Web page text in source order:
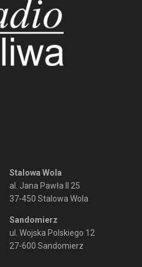
Stalowa Wola
al. Jana Pawła II 25
37-450 Stalowa Wola
Sandomierz
ul. Wojska Polskiego 12
27-600 Sandomierz